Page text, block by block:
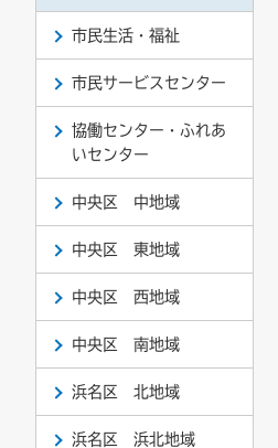
市民生活・福祉
市民サービスセンター
協働センター・ふれあ
いセンター
中央区 中地域
中央区 東地域
中央区 西地域
中央区 南地域
浜名区 北地域
浜名区 浜北地域